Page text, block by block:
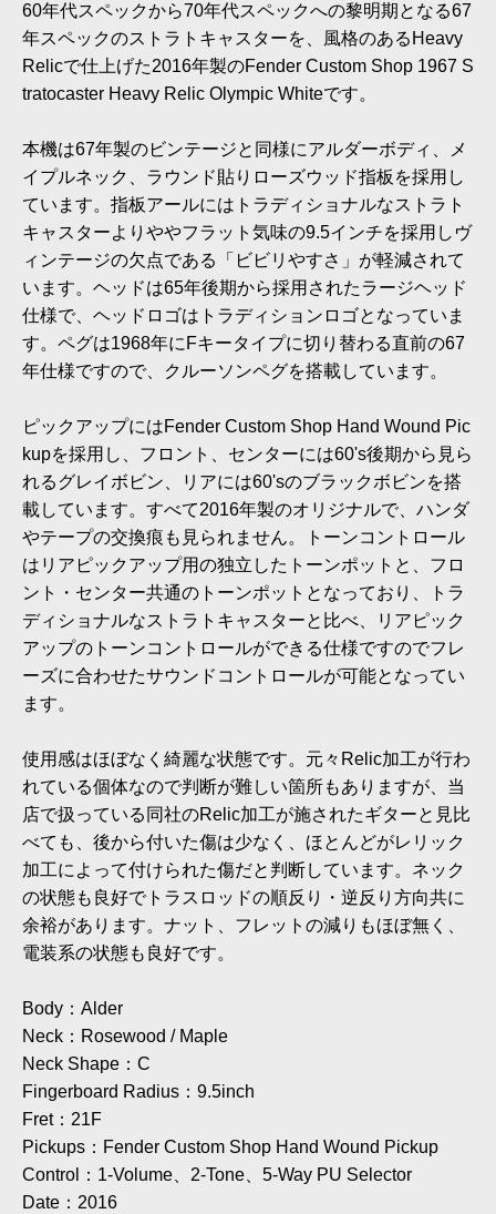
60年代スペックから70年代スペックへの黎明期となる67
年スペックのストラトキャスターを、風格のあるHeavy
Relicで仕上げた2016年製のFender Custom Shop 1967 S
tratocaster Heavy Relic Olympic Whiteです。
本機は67年製のビンテージと同様にアルダーボディ、メ
イプルネック、ラウンド貼りローズウッド指板を採用し
ています。指板アールにはトラディショナルなストラト
キャスターよりややフラット気味の9.5インチを採用しヴ
ィンテージの欠点である「ビビリやすさ」が軽減されて
います。ヘッドは65年後期から採用されたラージヘッド
仕様で、ヘッドロゴはトラディションロゴとなっていま
す。ペグは1968年にFキータイプに切り替わる直前の67
年仕様ですので、クルーソンペグを搭載しています。
ピックアップにはFender Custom Shop Hand Wound Pic
kupを採用し、フロント、センターには60's後期から見ら
れるグレイボビン、リアには60'sのブラックボビンを搭
載しています。すべて2016年製のオリジナルで、ハンダ
やテープの交換痕も見られません。トーンコントロール
はリアピックアップ用の独立したトーンポットと、フロ
ント・センター共通のトーンポットとなっており、トラ
ディショナルなストラトキャスターと比べ、リアピック
アップのトーンコントロールができる仕様ですのでフレ
ーズに合わせたサウンドコントロールが可能となってい
ます。
使用感はほぼなく綺麗な状態です。元々Relic加工が行わ
れている個体なので判断が難しい箇所もありますが、当
店で扱っている同社のRelic加工が施されたギターと見比
べても、後から付いた傷は少なく、ほとんどがレリック
加工によって付けられた傷だと判断しています。ネック
の状態も良好でトラスロッドの順反り・逆反り方向共に
余裕があります。ナット、フレットの減りもほぼ無く、
電装系の状態も良好です。
Body：Alder
Neck：Rosewood / Maple
Neck Shape：C
Fingerboard Radius：9.5inch
Fret：21F
Pickups：Fender Custom Shop Hand Wound Pickup
Control：1-Volume、2-Tone、5-Way PU Selector
Date：2016